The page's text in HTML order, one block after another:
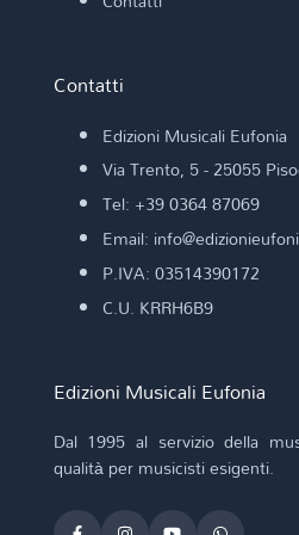
Contatti
Edizioni Musicali Eufonia
Via Trento, 5 - 25055
Tel: +39 0364 87069
Email:
P.IVA: 03514390172
C.U. KRRH6B9
Edizioni Musicali Eufonia
Dal 1995 al servizio della
qualità per musicisti esigenti.